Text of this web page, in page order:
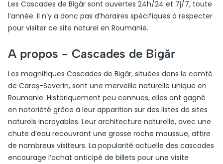
Les Cascades de Bigăr sont ouvertes 24h/24 et 7j/7, toute
l’année. Il n’y a donc pas d’horaires spécifiques à respecter
pour visiter ce site naturel en Roumanie.
A propos - Cascades de Bigăr
Les magnifiques Cascades de Bigăr, situées dans le comté
de Caraș-Severin, sont une merveille naturelle unique en
Roumanie. Historiquement peu connues, elles ont gagné
en notoriété grâce à leur apparition sur des listes de sites
naturels incroyables. Leur architecture naturelle, avec une
chute d’eau recouvrant une grosse roche moussue, attire
de nombreux visiteurs. La popularité actuelle des cascades
encourage l’achat anticipé de billets pour une visite